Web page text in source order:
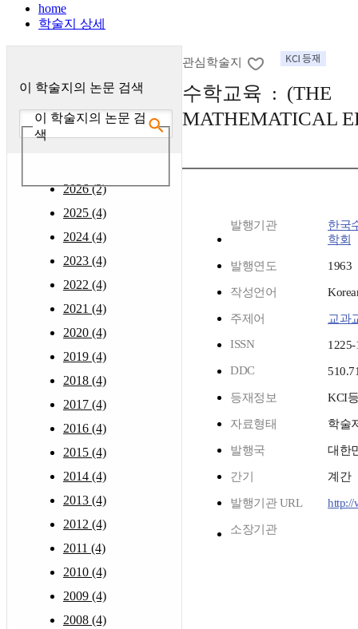
home
학술지 상세
이 학술지의 논문 검색
이 학술지의 논문 검
색
2026 (2)
2025 (4)
2024 (4)
2023 (4)
2022 (4)
2021 (4)
2020 (4)
2019 (4)
2018 (4)
2017 (4)
2016 (4)
2015 (4)
2014 (4)
2013 (4)
2012 (4)
2011 (4)
2010 (4)
2009 (4)
2008 (4)
관심학술지
수학교육 : (THE
MATHEMATICAL
발행기관
한국
학회
발행연도 1963
작성언어
주제어
교과
ISSN
1225-
DDC
등재정보 KCI
자료형태 학술
발행국 대한
간기 계간
발행기관 URL http://
소장기관